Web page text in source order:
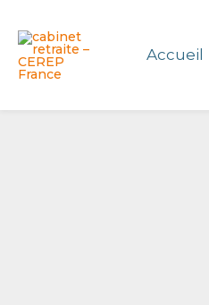
contenu
Accueil